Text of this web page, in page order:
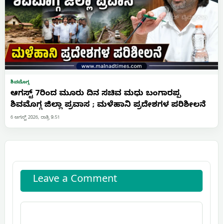
ಶಿವಮೊಗ್ಗ
ಆಗಸ್ಟ್ 7ರಿಂದ ಮೂರು ದಿನ ಸಚಿವ ಮಧು ಬಂಗಾರಪ್ಪ
ಶಿವಮೊಗ್ಗ ಜಿಲ್ಲಾ ಪ್ರವಾಸ ; ಮಳೆಹಾನಿ ಪ್ರದೇಶಗಳ ಪರಿಶೀಲನೆ
6 ಆಗಸ್ಟ್ 2026, ರಾತ್ರಿ 9:51
Leave a Comment
Comment